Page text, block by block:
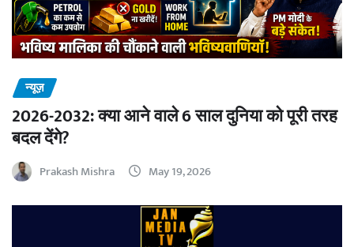
न्यूज़
2026-2032: क्या आने वाले 6 साल दुनिया को पूरी तरह
बदल देंगे?
Prakash Mishra May 19, 2026